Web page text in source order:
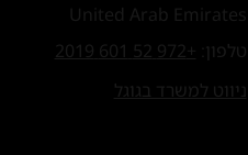
United Arab Emirates
טלפון:
+972 52 601 2019
ניווט למשרד בגוגל